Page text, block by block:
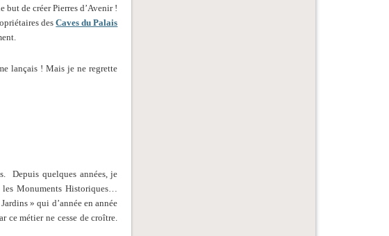
de créer Pierres d’Avenir !
desCaves du Palais
lançais ! Mais je ne regrette
Depuis quelques années, je
Monuments Historiques…
» qui d’année en année
ce métier ne cesse de croître.